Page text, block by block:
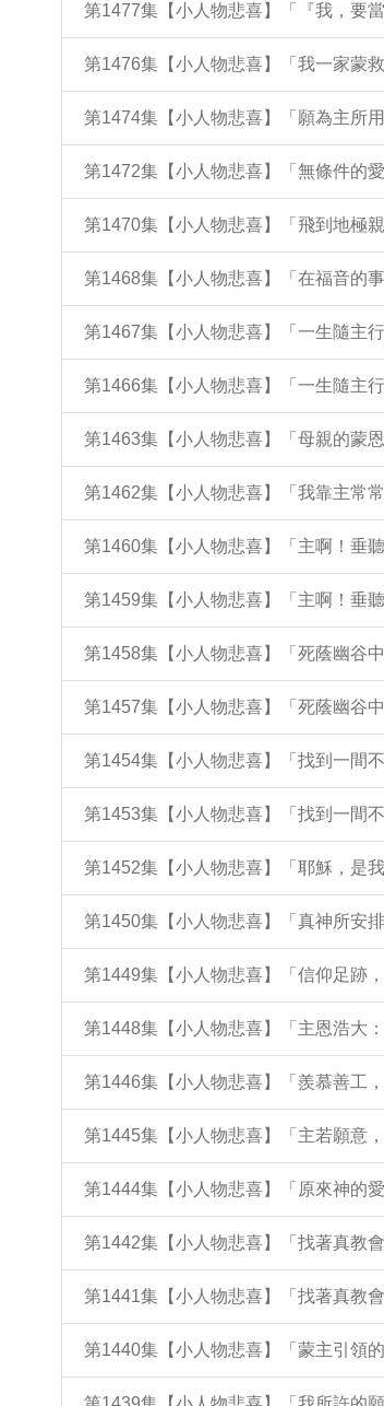
第1477集【小人物悲喜】「『我，要
第1476集【小人物悲喜】「我一家蒙
第1474集【小人物悲喜】「願為主所
第1472集【小人物悲喜】「無條件的
第1470集【小人物悲喜】「飛到地極
第1468集【小人物悲喜】「在福音的
第1467集【小人物悲喜】「一生隨主
第1466集【小人物悲喜】「一生隨主
第1463集【小人物悲喜】「母親的蒙
第1462集【小人物悲喜】「我靠主常
第1460集【小人物悲喜】「主啊！垂
第1459集【小人物悲喜】「主啊！垂
第1458集【小人物悲喜】「死蔭幽谷
第1457集【小人物悲喜】「死蔭幽谷
第1454集【小人物悲喜】「找到一間
第1453集【小人物悲喜】「找到一間
第1452集【小人物悲喜】「耶穌，是
第1450集【小人物悲喜】「真神所安
第1449集【小人物悲喜】「信仰足跡
第1448集【小人物悲喜】「主恩浩大
第1446集【小人物悲喜】「羨慕善工
第1445集【小人物悲喜】「主若願意
第1444集【小人物悲喜】「原來神的
第1442集【小人物悲喜】「找著真教
第1441集【小人物悲喜】「找著真教
第1440集【小人物悲喜】「蒙主引領